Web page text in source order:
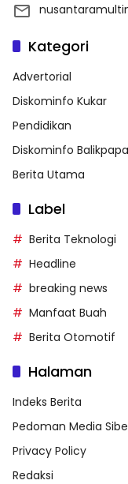
Kategori
Advertorial
Diskominfo Kukar
Pendidikan
Diskominfo
Berita Utama
Label
Berita Teknologi
Headline
breaking news
Manfaat Buah
Berita Otomotif
Halaman
Indeks Berita
Pedoman Media
Privacy Policy
Redaksi